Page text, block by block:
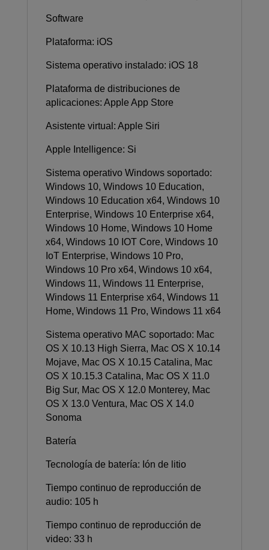
Software
Plataforma: iOS
Sistema operativo instalado: iOS 18
Plataforma de distribuciones de
aplicaciones: Apple App Store
Asistente virtual: Apple Siri
Apple Intelligence: Si
Sistema operativo Windows soportado:
Windows 10, Windows 10 Education,
Windows 10 Education x64, Windows 10
Enterprise, Windows 10 Enterprise x64,
Windows 10 Home, Windows 10 Home
x64, Windows 10 IOT Core, Windows 10
IoT Enterprise, Windows 10 Pro,
Windows 10 Pro x64, Windows 10 x64,
Windows 11, Windows 11 Enterprise,
Windows 11 Enterprise x64, Windows 11
Home, Windows 11 Pro, Windows 11 x64
Sistema operativo MAC soportado: Mac
OS X 10.13 High Sierra, Mac OS X 10.14
Mojave, Mac OS X 10.15 Catalina, Mac
OS X 10.15.3 Catalina, Mac OS X 11.0
Big Sur, Mac OS X 12.0 Monterey, Mac
OS X 13.0 Ventura, Mac OS X 14.0
Sonoma
Batería
Tecnología de batería: Ión de litio
Tiempo continuo de reproducción de
audio: 105 h
Tiempo continuo de reproducción de
video: 33 h